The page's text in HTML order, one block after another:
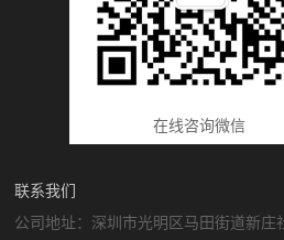
在线咨询微信
联系我们
公司地址：深圳市光明区马田街道新庄